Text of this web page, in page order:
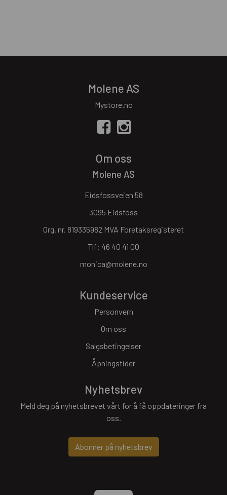
Molene AS
Mystore.no
Om oss
Molene AS
Eidsfossveien 58
3095 Eidsfoss
Org. nr. 819335982 MVA Foretaksregisteret
Tlf: 46 40 41 00
monica@molene.no
Kundeservice
Personvern
Om oss
Salgsbetingelser
Åpningstider
Nyhetsbrev
Meld deg på nyhetsbrevet vårt for å få oppdateringer fra
oss.
Abonner på nyhetsbrev